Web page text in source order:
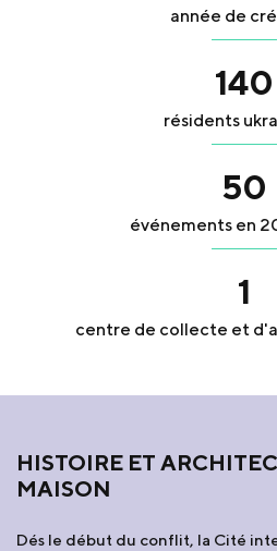
année de
140
résidents
50
événements en
1
centre de collecte et
HISTOIRE ET
MAISON
Dés le début du conflit, la Cité